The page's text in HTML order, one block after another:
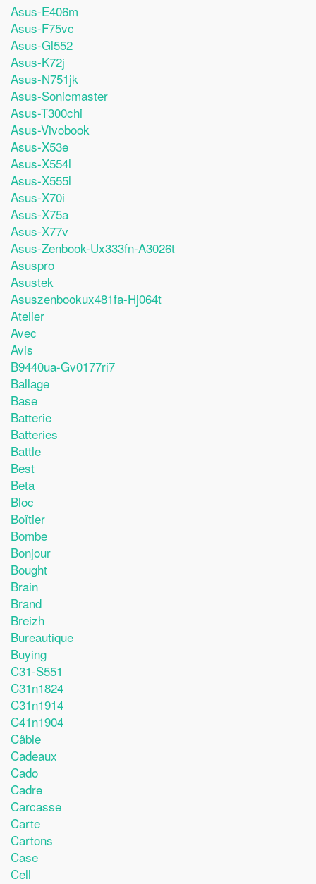
Asus-E406m
Asus-F75vc
Asus-Gl552
Asus-K72j
Asus-N751jk
Asus-Sonicmaster
Asus-T300chi
Asus-Vivobook
Asus-X53e
Asus-X554l
Asus-X555l
Asus-X70i
Asus-X75a
Asus-X77v
Asus-Zenbook-Ux333fn-A3026t
Asuspro
Asustek
Asuszenbookux481fa-Hj064t
Atelier
Avec
Avis
B9440ua-Gv0177ri7
Ballage
Base
Batterie
Batteries
Battle
Best
Beta
Bloc
Boîtier
Bombe
Bonjour
Bought
Brain
Brand
Breizh
Bureautique
Buying
C31-S551
C31n1824
C31n1914
C41n1904
Câble
Cadeaux
Cado
Cadre
Carcasse
Carte
Cartons
Case
Cell